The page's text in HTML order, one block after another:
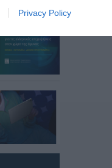
Privacy Policy